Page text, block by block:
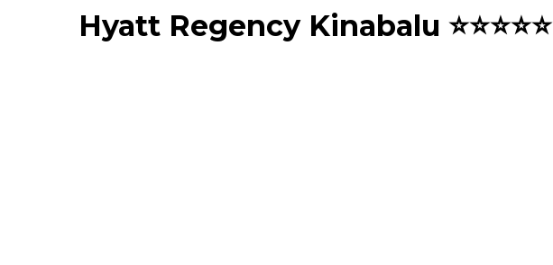
Hyatt Regency Kinabalu ⭐⭐⭐⭐⭐